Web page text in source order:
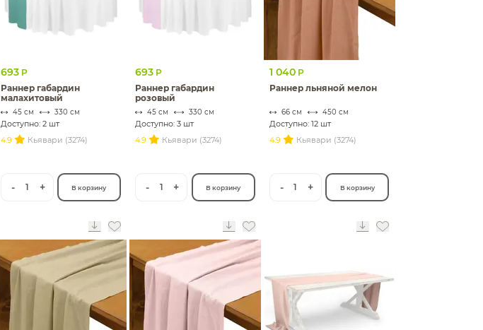
693 Р
Раннер габардин
малахитовый
45 см 330 см
Доступно: 2 шт
4.9
Кьявари (3274)
- 1 + В корзину
693 Р
Раннер габардин
розовый
45 см 330 см
Доступно: 3 шт
4.9
Кьявари (3274)
- 1 + В корзину
1 040 Р
Раннер льняной мелон
66 см 450 см
Доступно: 12 шт
4.9
Кьявари (3274)
- 1 + В корзину